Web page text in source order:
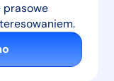
prasowe